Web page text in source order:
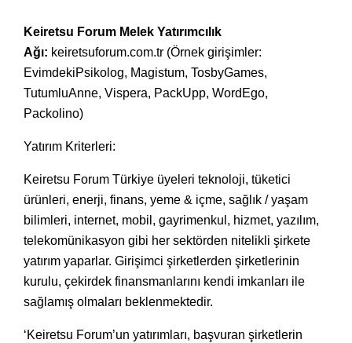
Keiretsu Forum Melek Yatırımcılık
Ağı: keiretsuforum.com.tr (Örnek girişimler:
EvimdekiPsikolog, Magistum, TosbyGames,
TutumluAnne, Vispera, PackUpp, WordEgo,
Packolino)
Yatırım Kriterleri:
Keiretsu Forum Türkiye üyeleri teknoloji, tüketici
ürünleri, enerji, finans, yeme & içme, sağlık / yaşam
bilimleri, internet, mobil, gayrimenkul, hizmet, yazılım,
telekomünikasyon gibi her sektörden nitelikli şirkete
yatırım yaparlar. Girişimci şirketlerden şirketlerinin
kurulu, çekirdek finansmanlarını kendi imkanları ile
sağlamış olmaları beklenmektedir.
‘Keiretsu Forum’un yatırımları, başvuran şirketlerin